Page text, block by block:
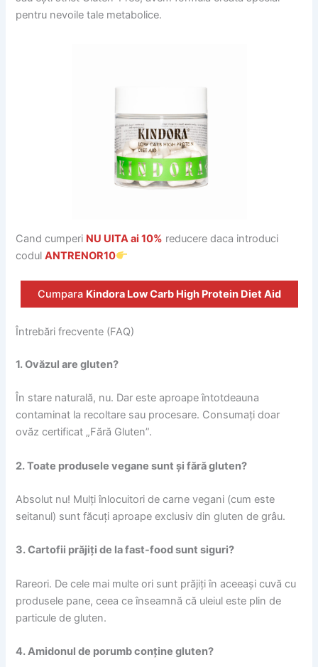
pentru nevoile tale metabolice.
Cand cumperi NU UITA ai 10% reducere daca introduci
codulANTRENOR10
Cumpara Kindora Low Carb High Protein Diet Aid
Întrebări frecvente (FAQ)
1. Ovăzul are gluten?
În stare naturală, nu. Dar este aproape întotdeauna
contaminat la recoltare sau procesare. Consumați doar
ovăz certificat „Fără Gluten”.
2. Toate produsele vegane sunt și fără gluten?
Absolut nu! Mulți înlocuitori de carne vegani (cum este
seitanul) sunt făcuți aproape exclusiv din gluten de grâu.
3. Cartofii prăjiți de la fast-food sunt siguri?
Rareori. De cele mai multe ori sunt prăjiți în aceeași cuvă cu
produsele pane, ceea ce înseamnă că uleiul este plin de
particule de gluten.
4. Amidonul de porumb conține gluten?